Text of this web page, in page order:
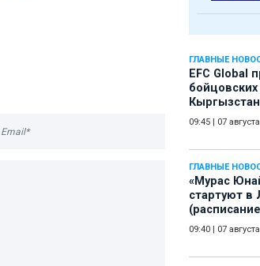
ГЛАВНЫЕ
EFC Global
09:45 07 августа
ГЛАВНЫЕ
«Мурас
стартуют в
09:40 07 августа